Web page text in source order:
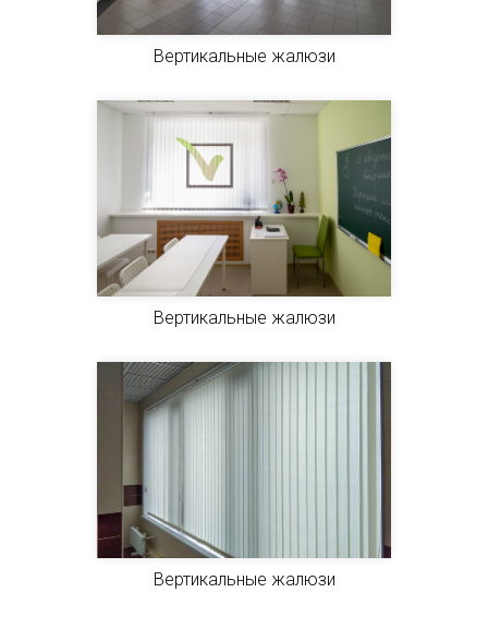
Вертикальные жалюзи
Вертикальные жалюзи
Вертикальные жалюзи